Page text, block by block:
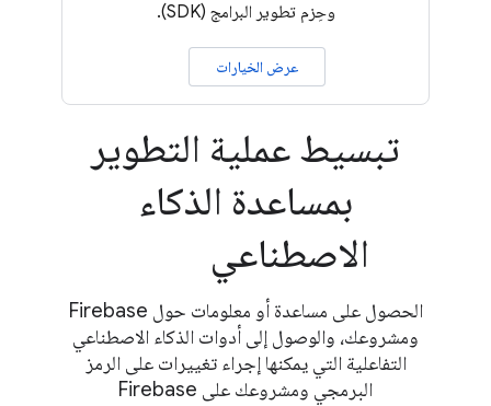
وحِزم تطوير البرامج (SDK).
عرض الخيارات
تبسيط عملية التطوير
بمساعدة الذكاء
الاصطناعي
الحصول على مساعدة أو معلومات حول Firebase
ومشروعك، والوصول إلى أدوات الذكاء الاصطناعي
التفاعلية التي يمكنها إجراء تغييرات على الرمز
البرمجي ومشروعك على Firebase